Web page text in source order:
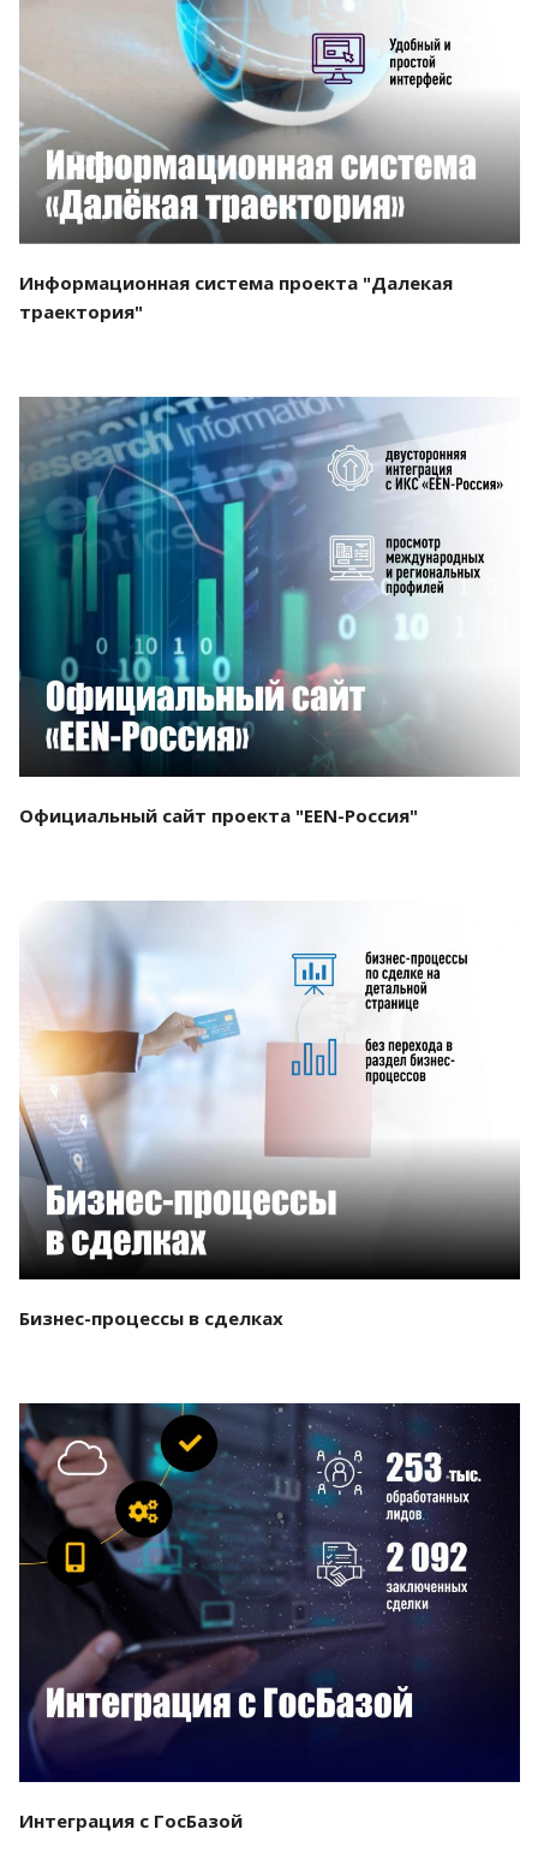
Смотреть проект
Информационная система проекта "Далекая
траектория"
Смотреть проект
Официальный сайт проекта "EEN-Россия"
Бизнес-процессы в сделках
Смотреть проект
Интеграция с ГосБазой